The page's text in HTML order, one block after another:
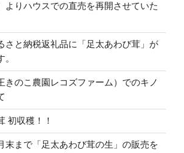
よりハウスでの直売を再開させていた
さと納税返礼品に「足太あわび茸」が
きのこ農園レコズファーム）でのキノ
初収穫！！
末まで「足太あわび茸の生」の販売を